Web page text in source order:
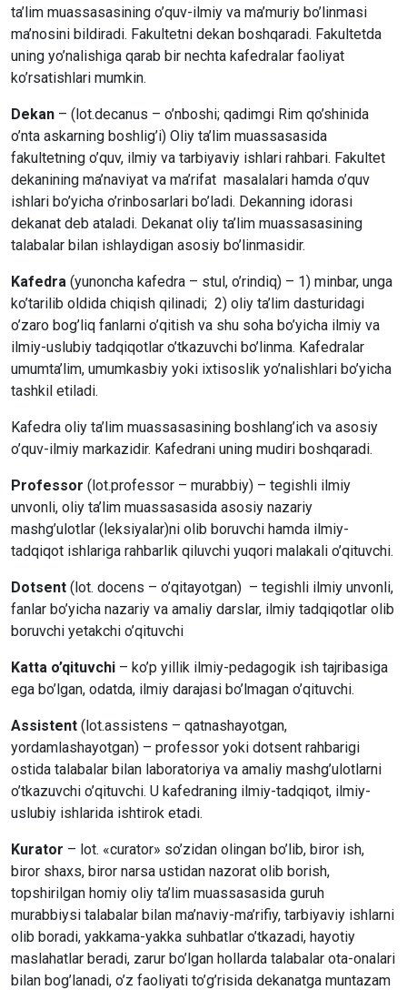
ta’lim muassasasining o’quv-ilmiy va ma’muriy bo’linmasi
ma’nosini bildiradi. Fakultetni dekan boshqaradi. Fakultetda
uning yo’nalishiga qarab bir nechta kafedralar faoliyat
ko’rsatishlari mumkin.
Dekan – (lot.decanus – o’nboshi; qadimgi Rim qo’shinida
o’nta askarning boshlig’i) Oliy ta’lim muassasasida
fakultetning o’quv, ilmiy va tarbiyaviy ishlari rahbari. Fakultet
dekanining ma’naviyat va ma’rifat masalalari hamda o’quv
ishlari bo’yicha o’rinbosarlari bo’ladi. Dekanning idorasi
dekanat deb ataladi. Dekanat oliy ta’lim muassasasining
talabalar bilan ishlaydigan asosiy bo’linmasidir.
Kafedra (yunoncha kafedra – stul, o’rindiq) – 1) minbar, unga
ko’tarilib oldida chiqish qilinadi; 2) oliy ta’lim dasturidagi
o’zaro bog’liq fanlarni o’qitish va shu soha bo’yicha ilmiy va
ilmiy-uslubiy tadqiqotlar o’tkazuvchi bo’linma. Kafedralar
umumta’lim, umumkasbiy yoki ixtisoslik yo’nalishlari bo’yicha
tashkil etiladi.
Kafedra oliy ta’lim muassasasining boshlang’ich va asosiy
o’quv-ilmiy markazidir. Kafedrani uning mudiri boshqaradi.
Professor (lot.professor – murabbiy) – tegishli ilmiy
unvonli, oliy ta’lim muassasasida asosiy nazariy
mashg’ulotlar (leksiyalar)ni olib boruvchi hamda ilmiy-
tadqiqot ishlariga rahbarlik qiluvchi yuqori malakali o’qituvchi.
Dotsent (lot. docens – o’qitayotgan) – tegishli ilmiy unvonli,
fanlar bo’yicha nazariy va amaliy darslar, ilmiy tadqiqotlar olib
boruvchi yetakchi o’qituvchi
Katta o’qituvchi – ko’p yillik ilmiy-pedagogik ish tajribasiga
ega bo’lgan, odatda, ilmiy darajasi bo’lmagan o’qituvchi.
Assistent (lot.assistens – qatnashayotgan,
yordamlashayotgan) – professor yoki dotsent rahbarigi
ostida talabalar bilan laboratoriya va amaliy mashg’ulotlarni
o’tkazuvchi o’qituvchi. U kafedraning ilmiy-tadqiqot, ilmiy-
uslubiy ishlarida ishtirok etadi.
Kurator – lot. «curator» so’zidan olingan bo’lib, biror ish,
biror shaxs, biror narsa ustidan nazorat olib borish,
topshirilgan homiy oliy ta’lim muassasasida guruh
murabbiysi talabalar bilan ma’naviy-ma’rifiy, tarbiyaviy ishlarni
olib boradi, yakkama-yakka suhbatlar o’tkazadi, hayotiy
maslahatlar beradi, zarur bo’lgan hollarda talabalar ota-onalari
bilan bog’lanadi, o’z faoliyati to’g’risida dekanatga muntazam